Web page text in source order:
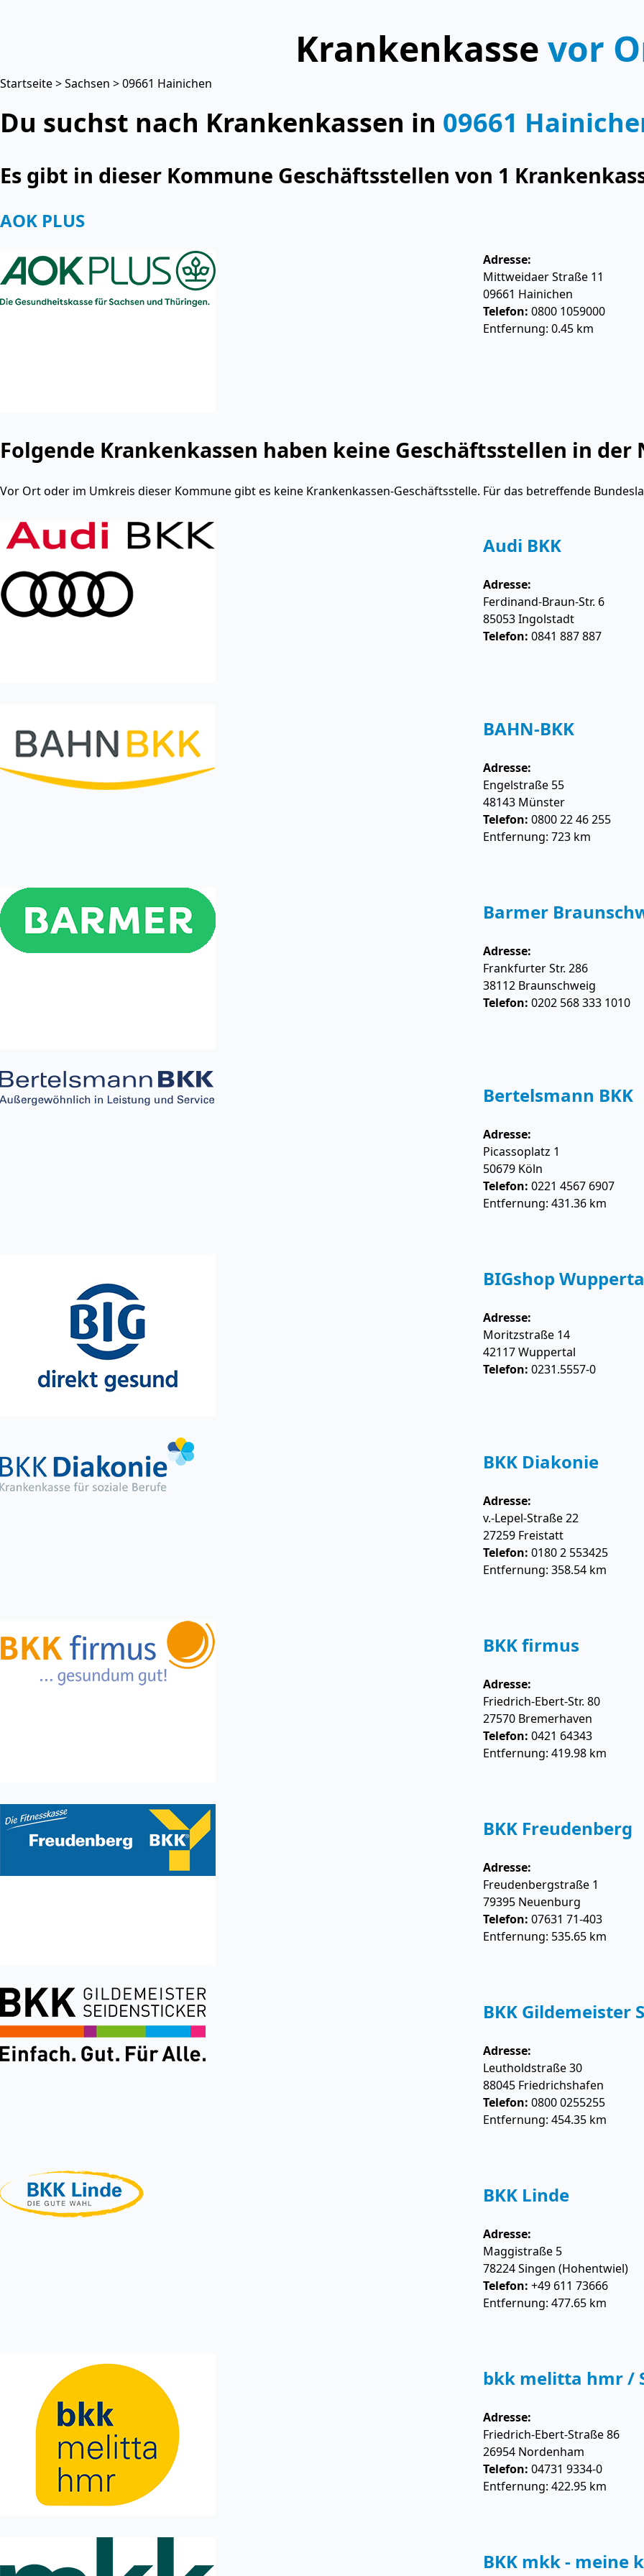
Krankenkasse vor
Startseite>Sachsen > 09661 Hainichen
Du suchst nach Krankenkassen in 09661
Es gibt in dieser Kommune Geschäftsstellen von 1
AOK PLUS
Adresse:
Mittweidaer Straße 11
09661 Hainichen
Telefon: 0800 1059000
Entfernung: 0.45 km
Folgende Krankenkassen haben keine Geschäftsstellen in der
Vor Ort oder im Umkreis dieser Kommune gibt es keine Krankenkassen-Geschäftsstelle. Für das betreffende
Audi BKK
Adresse:
Ferdinand-Braun-Str. 6
85053Ingolstadt
Telefon: 0841 887 887
BAHN-BKK
Adresse:
Engelstraße 55
48143 Münster
Telefon: 0800 22 46 255
Entfernung: 723 km
Barmer
Adresse:
Frankfurter Str. 286
38112 Braunschweig
Telefon: 0202 568 333 1010
Bertelsmann BKK
Adresse:
Picassoplatz 1
50679 Köln
Telefon: 0221 4567 6907
Entfernung: 431.36 km
BIGshop
Adresse:
Moritzstraße 14
42117Wuppertal
Telefon: 0231.5557-0
BKK Diakonie
Adresse:
v.-Lepel-Straße 22
27259 Freistatt
Telefon: 0180 2 553425
Entfernung: 358.54 km
BKK firmus
Adresse:
Friedrich-Ebert-Str. 80
27570 Bremerhaven
Telefon: 0421 64343
Entfernung: 419.98 km
BKK Freudenberg
Adresse:
Freudenbergstraße 1
79395 Neuenburg
Telefon: 07631 71-403
Entfernung: 535.65 km
BKK Gildemeister
Adresse:
Leutholdstraße 30
88045 Friedrichshafen
Telefon: 0800 0255255
Entfernung: 454.35 km
BKK Linde
Adresse:
Maggistraße 5
78224Singen (Hohentwiel)
Telefon: +49 611 73666
Entfernung: 477.65 km
bkk melitta hmr /
Adresse:
Friedrich-Ebert-Straße 86
26954 Nordenham
Telefon: 04731 9334-0
Entfernung: 422.95 km
BKK mkk - meine